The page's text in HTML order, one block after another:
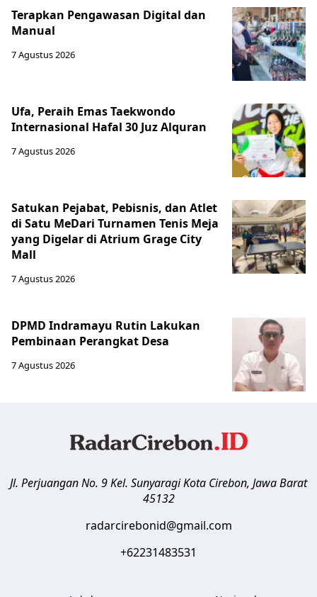
Terapkan Pengawasan Digital dan
Manual
7 Agustus 2026
Ufa, Peraih Emas Taekwondo
Internasional Hafal 30 Juz Alquran
7 Agustus 2026
Satukan Pejabat, Pebisnis, dan Atlet
di Satu MeDari Turnamen Tenis Meja
yang Digelar di Atrium Grage City
Mall
7 Agustus 2026
DPMD Indramayu Rutin Lakukan
Pembinaan Perangkat Desa
7 Agustus 2026
Jl. Perjuangan No. 9 Kel. SunyaragiKota Cirebon, Jawa Barat
45132
radarcirebonid@gmail.com
+62231483531